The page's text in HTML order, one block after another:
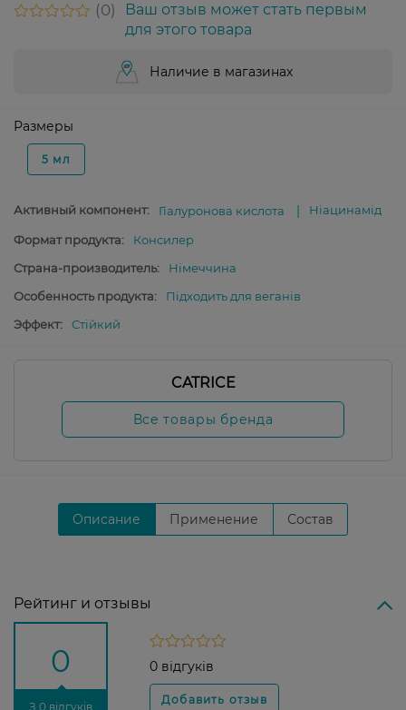
0
Ваш отзыв может стать первым
для этого товара
Наличие в магазинах
Размеры
5 мл
Активный компонент: Гіалуронова кислота Ніацинамід
Формат продукта:
Консилер
Страна-производитель:
Німеччина
Особенность продукта:
Підходить для веганів
Эффект:
Стійкий
CATRICE
Все товары бренда
Описание Применение Состав
Рейтинг и отзывы
0
З 0 відгуків
0 відгуків